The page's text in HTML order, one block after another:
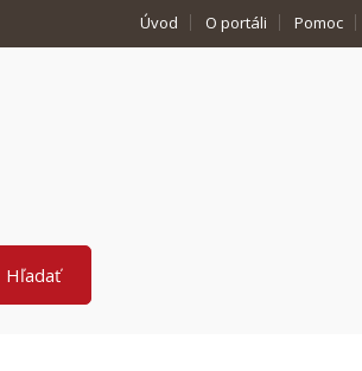
Úvod O portáli Pomoc